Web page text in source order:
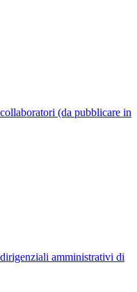
(da pubblicare in
amministrativi di